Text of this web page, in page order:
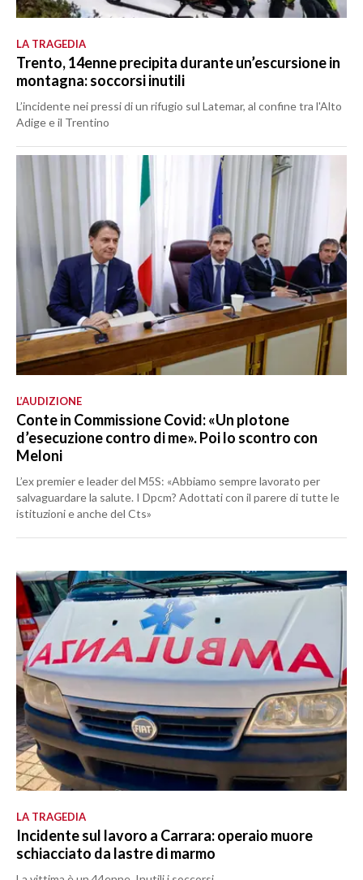
LA TRAGEDIA
Trento, 14enne precipita durante un’escursione in
montagna: soccorsi inutili
L’incidente nei pressi di un rifugio sul Latemar, al confine tra l'Alto
Adige e il Trentino
L’AUDIZIONE
Conte in Commissione Covid: «Un plotone
d’esecuzione contro di me». Poi lo scontro con
Meloni
L’ex premier e leader del M5S: «Abbiamo sempre lavorato per
salvaguardare la salute. I Dpcm? Adottati con il parere di tutte le
istituzioni e anche del Cts»
LA TRAGEDIA
Incidente sul lavoro a Carrara: operaio muore
schiacciato da lastre di marmo